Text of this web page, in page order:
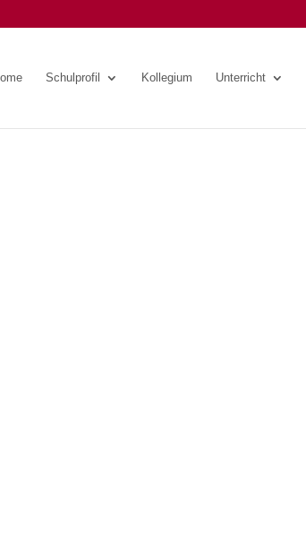
Schulprofil Kollegium Unterricht